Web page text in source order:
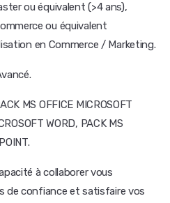
ou équivalent (>4 ans),
ou équivalent
en Commerce / Marketing.
MS OFFICE MICROSOFT
WORD, PACK MS
à collaborer vous
de confiance et satisfaire vos